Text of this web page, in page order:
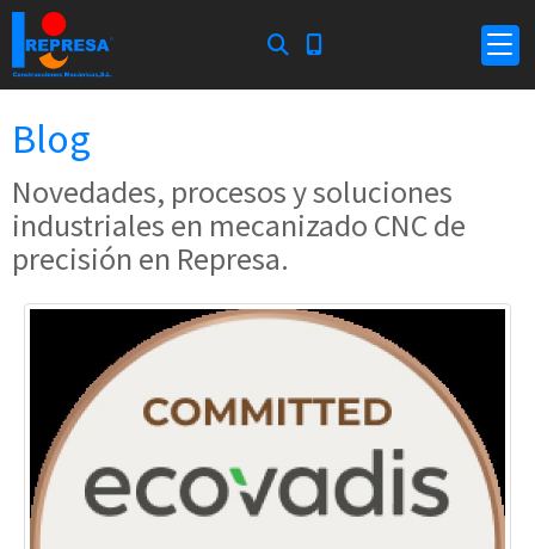
Blog
Novedades, procesos y soluciones
industriales en mecanizado CNC de
precisión en Represa.